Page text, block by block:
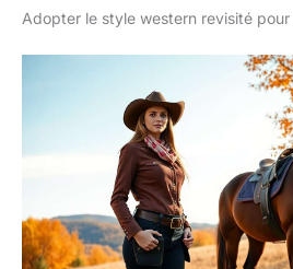
Adopter le style western revisité pour